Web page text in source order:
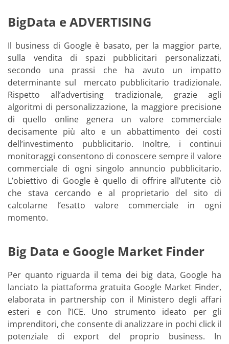
BigData e ADVERTISING
Il business di Google è basato, per la maggior parte,
sulla vendita di spazi pubblicitari personalizzati,
secondo una prassi che ha avuto un impatto
determinante sul mercato pubblicitario tradizionale.
Rispetto all’advertising tradizionale, grazie agli
algoritmi di personalizzazione, la maggiore precisione
di quello online genera un valore commerciale
decisamente più alto e un abbattimento dei costi
dell’investimento pubblicitario. Inoltre, i continui
monitoraggi consentono di conoscere sempre il valore
commerciale di ogni singolo annuncio pubblicitario.
L’obiettivo di Google è quello di offrire all’utente ciò
che stava cercando e al proprietario del sito di
calcolarne l’esatto valore commerciale in ogni
momento.
Big Data e Google Market Finder
Per quanto riguarda il tema dei big data, Google ha
lanciato la piattaforma gratuita Google Market Finder,
elaborata in partnership con il Ministero degli affari
esteri e con l’ICE. Uno strumento ideato per gli
imprenditori, che consente di analizzare in pochi click il
potenziale di export del proprio business. In